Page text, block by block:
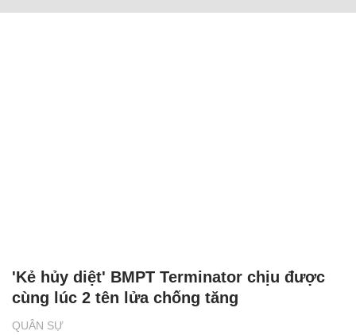
QUÂN SỰ
'Kẻ hủy diệt' BMPT Terminator chịu được
cùng lúc 2 tên lửa chống tăng